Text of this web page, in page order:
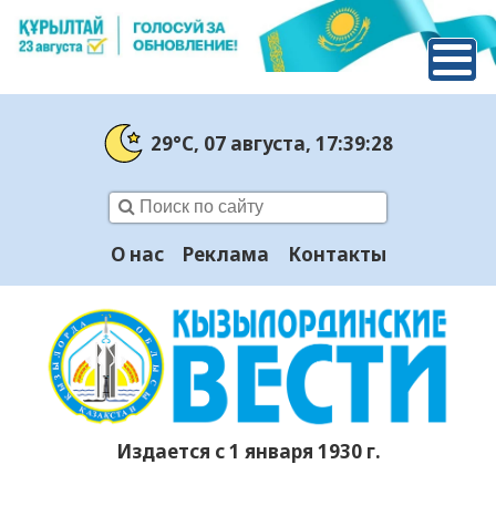
29°C, 07 августа, 17:39:29
О нас Реклама Контакты
Издается с 1 января 1930 г.